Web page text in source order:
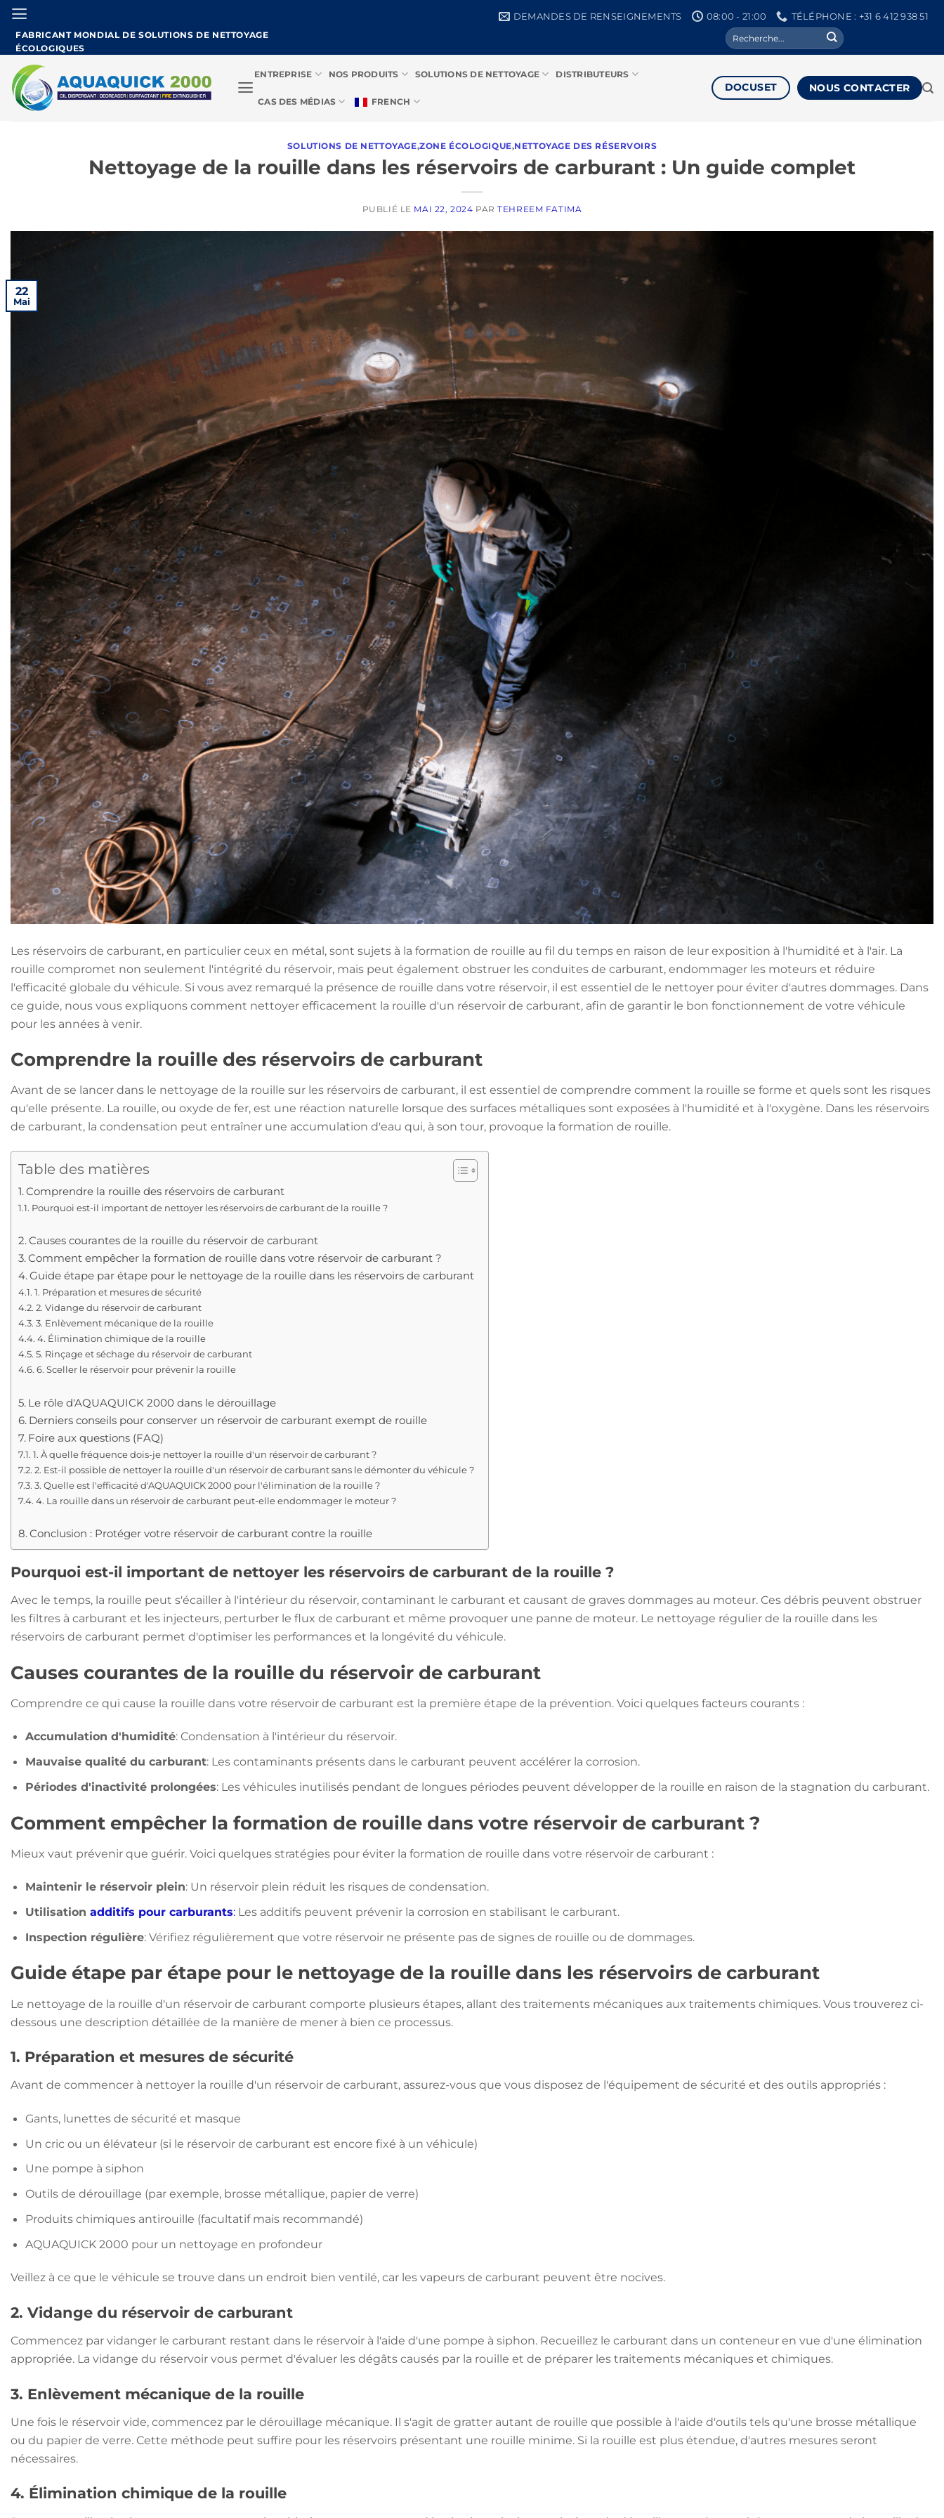
Skip
content
FABRICANT MONDIAL DE SOLUTIONS DE NETTOYAGE
ÉCOLOGIQUES
DEMANDES DE RENSEIGNEMENTS 08:00 - 21:00 TÉLÉPHONE : +31 6 412 938 51
Recherchez
:
ENTREPRISE NOS PRODUITS SOLUTIONS DE NETTOYAGE DISTRIBUTEURS
CAS DES MÉDIAS FRENCH
DOCUSET NOUS CONTACTER
SOLUTIONS DE NETTOYAGE,ZONE ÉCOLOGIQUE,NETTOYAGE DES RÉSERVOIRS
Nettoyage de la rouille dans les réservoirs de carburant : Un guide complet
PUBLIÉ LE MAI 22, 2024 PARTEHREEM FATIMA
22
Mai
Les réservoirs de carburant, en particulier ceux en métal, sont sujets à la formation de rouille au fil du temps en raison de leur exposition à l'humidité et à l'air. La
rouille compromet non seulement l'intégrité du réservoir, mais peut également obstruer les conduites de carburant, endommager les moteurs et réduire
l'efficacité globale du véhicule. Si vous avez remarqué la présence de rouille dans votre réservoir, il est essentiel de le nettoyer pour éviter d'autres dommages. Dans
ce guide, nous vous expliquons comment nettoyer efficacement la rouille d'un réservoir de carburant, afin de garantir le bon fonctionnement de votre véhicule
pour les années à venir.
Comprendre la rouille des réservoirs de carburant
Avant de se lancer dans le nettoyage de la rouille sur les réservoirs de carburant, il est essentiel de comprendre comment la rouille se forme et quels sont les risques
qu'elle présente. La rouille, ou oxyde de fer, est une réaction naturelle lorsque des surfaces métalliques sont exposées à l'humidité et à l'oxygène. Dans les réservoirs
de carburant, la condensation peut entraîner une accumulation d'eau qui, à son tour, provoque la formation de rouille.
Table des matières
Comprendre la rouille des réservoirs de carburant
Pourquoi est-il important de nettoyer les réservoirs de carburant de la rouille ?
Causes courantes de la rouille du réservoir de carburant
Comment empêcher la formation de rouille dans votre réservoir de carburant ?
Guide étape par étape pour le nettoyage de la rouille dans les réservoirs de carburant
1. Préparation et mesures de sécurité
2. Vidange du réservoir de carburant
3. Enlèvement mécanique de la rouille
4. Élimination chimique de la rouille
5. Rinçage et séchage du réservoir de carburant
6. Sceller le réservoir pour prévenir la rouille
Le rôle d'AQUAQUICK 2000 dans le dérouillage
Derniers conseils pour conserver un réservoir de carburant exempt de rouille
Foire aux questions (FAQ)
1. À quelle fréquence dois-je nettoyer la rouille d'un réservoir de carburant ?
2. Est-il possible de nettoyer la rouille d'un réservoir de carburant sans le démonter du véhicule ?
3. Quelle est l'efficacité d'AQUAQUICK 2000 pour l'élimination de la rouille ?
4. La rouille dans un réservoir de carburant peut-elle endommager le moteur ?
Conclusion : Protéger votre réservoir de carburant contre la rouille
Pourquoi est-il important de nettoyer les réservoirs de carburant de la rouille ?
Avec le temps, la rouille peut s'écailler à l'intérieur du réservoir, contaminant le carburant et causant de graves dommages au moteur. Ces débris peuvent obstruer
les filtres à carburant et les injecteurs, perturber le flux de carburant et même provoquer une panne de moteur. Le nettoyage régulier de la rouille dans les
réservoirs de carburant permet d'optimiser les performances et la longévité du véhicule.
Causes courantes de la rouille du réservoir de carburant
Comprendre ce qui cause la rouille dans votre réservoir de carburant est la première étape de la prévention. Voici quelques facteurs courants :
Accumulation d'humidité: Condensation à l'intérieur du réservoir.
Mauvaise qualité du carburant: Les contaminants présents dans le carburant peuvent accélérer la corrosion.
Périodes d'inactivité prolongées: Les véhicules inutilisés pendant de longues périodes peuvent développer de la rouille en raison de la stagnation du carburant.
Comment empêcher la formation de rouille dans votre réservoir de carburant ?
Mieux vaut prévenir que guérir. Voici quelques stratégies pour éviter la formation de rouille dans votre réservoir de carburant :
Maintenir le réservoir plein: Un réservoir plein réduit les risques de condensation.
Utilisation additifs pour carburants: Les additifs peuvent prévenir la corrosion en stabilisant le carburant.
Inspection régulière: Vérifiez régulièrement que votre réservoir ne présente pas de signes de rouille ou de dommages.
Guide étape par étape pour le nettoyage de la rouille dans les réservoirs de carburant
Le nettoyage de la rouille d'un réservoir de carburant comporte plusieurs étapes, allant des traitements mécaniques aux traitements chimiques. Vous trouverez ci-
dessous une description détaillée de la manière de mener à bien ce processus.
1. Préparation et mesures de sécurité
Avant de commencer à nettoyer la rouille d'un réservoir de carburant, assurez-vous que vous disposez de l'équipement de sécurité et des outils appropriés :
Gants, lunettes de sécurité et masque
Un cric ou un élévateur (si le réservoir de carburant est encore fixé à un véhicule)
Une pompe à siphon
Outils de dérouillage (par exemple, brosse métallique, papier de verre)
Produits chimiques antirouille (facultatif mais recommandé)
AQUAQUICK 2000 pour un nettoyage en profondeur
Veillez à ce que le véhicule se trouve dans un endroit bien ventilé, car les vapeurs de carburant peuvent être nocives.
2. Vidange du réservoir de carburant
Commencez par vidanger le carburant restant dans le réservoir à l'aide d'une pompe à siphon. Recueillez le carburant dans un conteneur en vue d'une élimination
appropriée. La vidange du réservoir vous permet d'évaluer les dégâts causés par la rouille et de préparer les traitements mécaniques et chimiques.
3. Enlèvement mécanique de la rouille
Une fois le réservoir vide, commencez par le dérouillage mécanique. Il s'agit de gratter autant de rouille que possible à l'aide d'outils tels qu'une brosse métallique
ou du papier de verre. Cette méthode peut suffire pour les réservoirs présentant une rouille minime. Si la rouille est plus étendue, d'autres mesures seront
nécessaires.
4. Élimination chimique de la rouille